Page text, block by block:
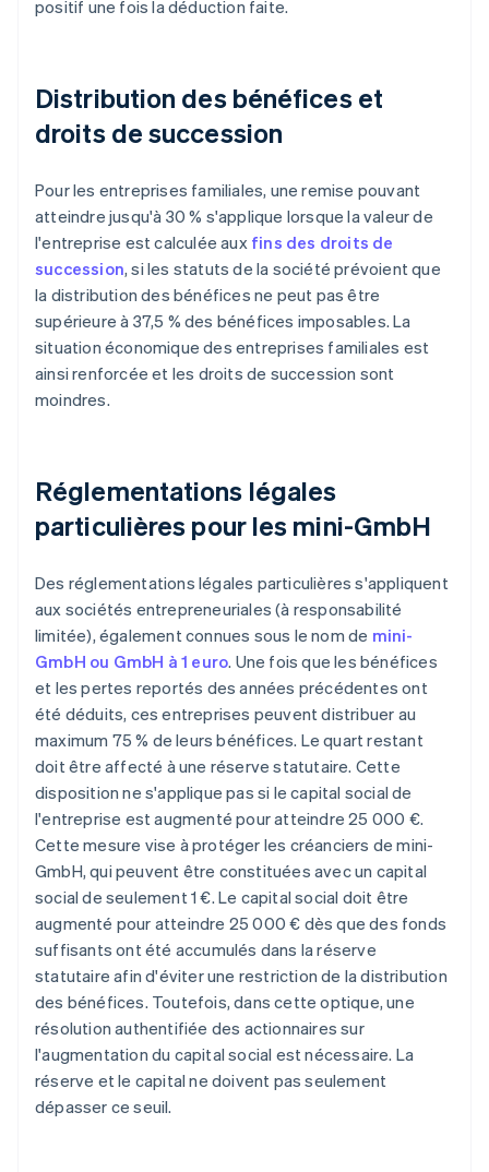
positif une fois la déduction faite.
Distribution des bénéfices et
droits de succession
Pour les entreprises familiales, une remise pouvant
atteindre jusqu'à 30 % s'applique lorsque la valeur de
l'entreprise est calculée aux fins des droits de
succession, si les statuts de la société prévoient que
la distribution des bénéfices ne peut pas être
supérieure à 37,5 % des bénéfices imposables. La
situation économique des entreprises familiales est
ainsi renforcée et les droits de succession sont
moindres.
Réglementations légales
particulières pour les mini-GmbH
Des réglementations légales particulières s'appliquent
aux sociétés entrepreneuriales (à responsabilité
limitée), également connues sous le nom de mini-
GmbH ou GmbH à 1 euro. Une fois que les bénéfices
et les pertes reportés des années précédentes ont
été déduits, ces entreprises peuvent distribuer au
maximum 75 % de leurs bénéfices. Le quart restant
doit être affecté à une réserve statutaire. Cette
disposition ne s'applique pas si le capital social de
l'entreprise est augmenté pour atteindre 25 000 €.
Cette mesure vise à protéger les créanciers de mini-
GmbH, qui peuvent être constituées avec un capital
social de seulement 1 €. Le capital social doit être
augmenté pour atteindre 25 000 € dès que des fonds
suffisants ont été accumulés dans la réserve
statutaire afin d'éviter une restriction de la distribution
des bénéfices. Toutefois, dans cette optique, une
résolution authentifiée des actionnaires sur
l'augmentation du capital social est nécessaire. La
réserve et le capital ne doivent pas seulement
dépasser ce seuil.